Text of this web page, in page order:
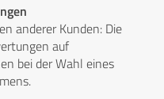
anderer Kunden: Die
auf
bei der Wahl eines